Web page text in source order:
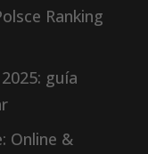
Ranking
guía
Online &